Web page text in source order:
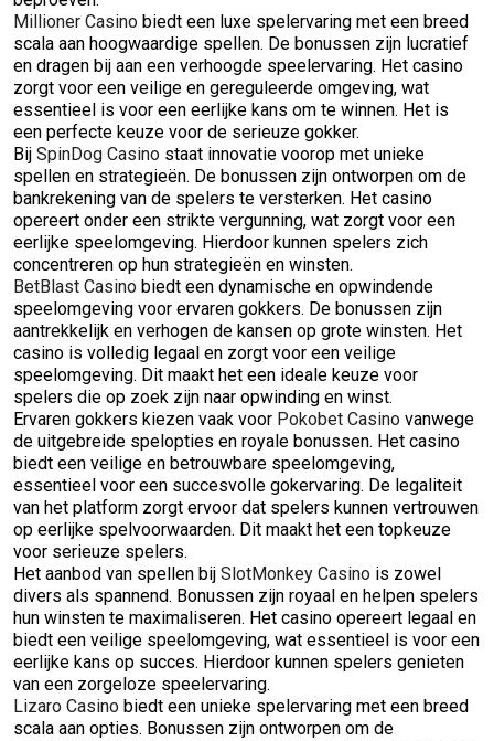
Millioner Casino biedt een luxe spelervaring met een breed
scala aan hoogwaardige spellen. De bonussen zijn lucratief
en dragen bij aan een verhoogde speelervaring. Het casino
zorgt voor een veilige en gereguleerde omgeving, wat
essentieel is voor een eerlijke kans om te winnen. Het is
een perfecte keuze voor de serieuze gokker.
Bij SpinDog Casino staat innovatie voorop met unieke
spellen en strategieën. De bonussen zijn ontworpen om de
bankrekening van de spelers te versterken. Het casino
opereert onder een strikte vergunning, wat zorgt voor een
eerlijke speelomgeving. Hierdoor kunnen spelers zich
concentreren op hun strategieën en winsten.
BetBlast Casino biedt een dynamische en opwindende
speelomgeving voor ervaren gokkers. De bonussen zijn
aantrekkelijk en verhogen de kansen op grote winsten. Het
casino is volledig legaal en zorgt voor een veilige
speelomgeving. Dit maakt het een ideale keuze voor
spelers die op zoek zijn naar opwinding en winst.
Ervaren gokkers kiezen vaak voor Pokobet Casino vanwege
de uitgebreide spelopties en royale bonussen. Het casino
biedt een veilige en betrouwbare speelomgeving,
essentieel voor een succesvolle gokervaring. De legaliteit
van het platform zorgt ervoor dat spelers kunnen vertrouwen
op eerlijke spelvoorwaarden. Dit maakt het een topkeuze
voor serieuze spelers.
Het aanbod van spellen bij SlotMonkey Casino is zowel
divers als spannend. Bonussen zijn royaal en helpen spelers
hun winsten te maximaliseren. Het casino opereert legaal en
biedt een veilige speelomgeving, wat essentieel is voor een
eerlijke kans op succes. Hierdoor kunnen spelers genieten
van een zorgeloze speelervaring.
Lizaro Casino biedt een unieke spelervaring met een breed
scala aan opties. Bonussen zijn ontworpen om de